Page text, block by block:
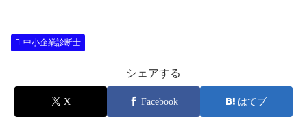
中小企業診断士
シェアする
X Facebook はてブ